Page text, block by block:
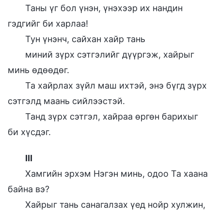
Таны үг бол үнэн, үнэхээр их нандин
гэдгийг би харлаа!
Тун үнэнч, сайхан хайр тань
миний зүрх сэтгэлийг дүүргэж, хайрыг
минь өдөөдөг.
Та хайрлах зүйл маш ихтэй, энэ бүгд зүрх
сэтгэлд маань сийлээстэй.
Танд зүрх сэтгэл, хайраа өргөн барихыг
би хүсдэг.
III
Хамгийн эрхэм Нэгэн минь, одоо Та хаана
байна вэ?
Хайрыг тань санагалзах үед нойр хулжин,